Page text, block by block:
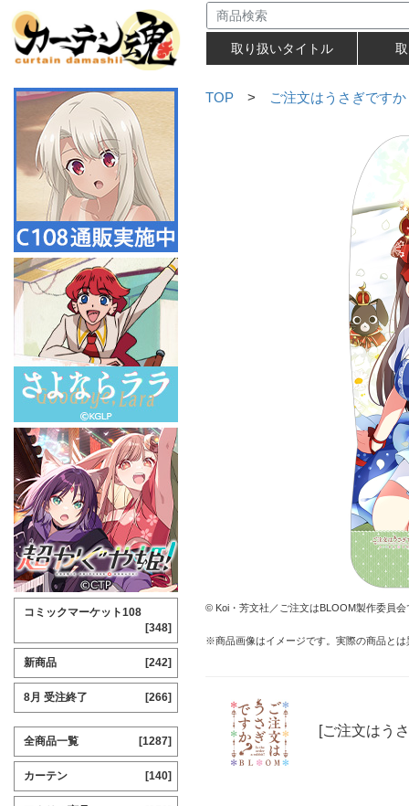
取り扱いタイトル
TOP > ご注文はうさぎです
© Koi・芳文社／ご注文はBLOOM製作委員会
※商品画像はイメージです。実際の商品と
[ご注文はう
コミックマーケット108
[348]
新商品 [242]
8月 受注終了 [266]
全商品一覧 [1287]
カーテン [140]